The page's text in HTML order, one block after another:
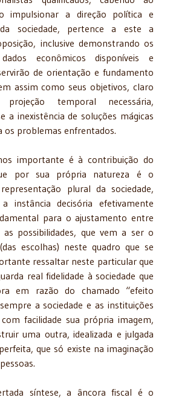
impulsionar a direção política e
sociedade, pertence a este a
inclusive demonstrando os
econômicos disponíveis e
de orientação e fundamento
assim como seus objetivos, claro
temporal necessária,
a inexistência de soluções mágicas
os problemas enfrentados.
é à contribuição do
por sua própria natureza é o
plural da sociedade,
instância decisória efetivamente
para o ajustamento entre
as possibilidades, que vem a ser o
escolhas) neste quadro que se
ressaltar neste particular que
real fidelidade à sociedade que
em razão do chamado “efeito
a sociedade e as instituições
facilidade sua própria imagem,
uma outra, idealizada e julgada
que só existe na imaginação
síntese, a âncora fiscal é o